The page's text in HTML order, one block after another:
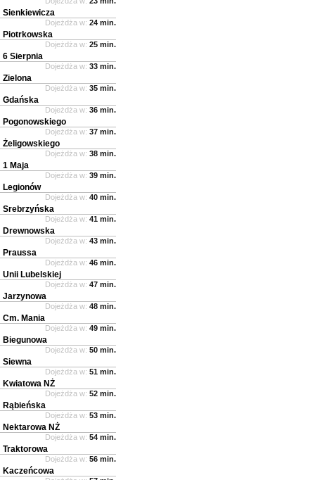
Sienkiewicza
Dojeżdża w: 24 min.
Piotrkowska
Dojeżdża w: 25 min.
6 Sierpnia
Dojeżdża w: 33 min.
Zielona
Dojeżdża w: 35 min.
Gdańska
Dojeżdża w: 36 min.
Pogonowskiego
Dojeżdża w: 37 min.
Żeligowskiego
Dojeżdża w: 38 min.
1 Maja
Dojeżdża w: 39 min.
Legionów
Dojeżdża w: 40 min.
Srebrzyńska
Dojeżdża w: 41 min.
Drewnowska
Dojeżdża w: 43 min.
Praussa
Dojeżdża w: 46 min.
Unii Lubelskiej
Dojeżdża w: 47 min.
Jarzynowa
Dojeżdża w: 48 min.
Cm. Mania
Dojeżdża w: 49 min.
Biegunowa
Dojeżdża w: 50 min.
Siewna
Dojeżdża w: 51 min.
Kwiatowa NŻ
Dojeżdża w: 52 min.
Rąbieńska
Dojeżdża w: 53 min.
Nektarowa NŻ
Dojeżdża w: 54 min.
Traktorowa
Dojeżdża w: 56 min.
Kaczeńcowa